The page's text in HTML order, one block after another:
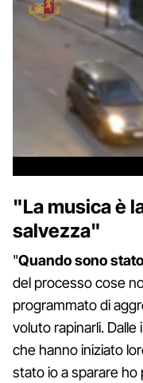
"La musica è
salvezza"
"Quando sono
del processo cose
programmato di
voluto rapinarli.
che hanno iniziato
stato io a sparare ho